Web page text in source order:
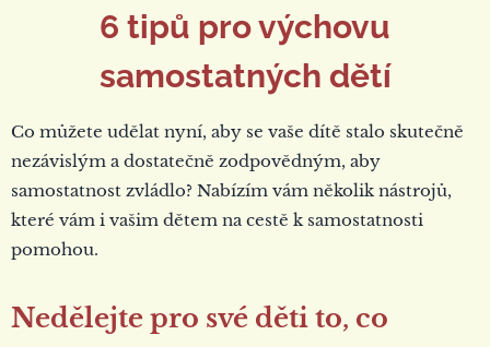
6 tipů pro výchovu
samostatných dětí
Co můžete udělat nyní, aby se vaše dítě stalo skutečně
nezávislým a dostatečně zodpovědným, aby
samostatnost zvládlo? Nabízím vám několik nástrojů,
které vám i vašim dětem na cestě k samostatnosti
pomohou.
Nedělejte pro své děti to, co